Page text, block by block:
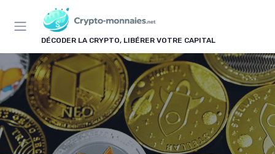
DÉCODER LA CRYPTO, LIBÉRER VOTRE CAPITAL
Panneau de gestion des cookies